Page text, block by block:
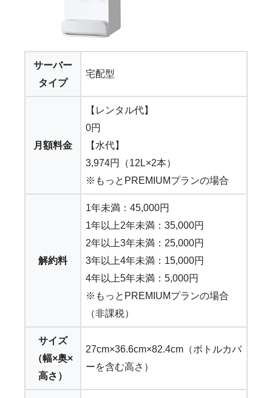
サーバー
タイプ
宅配型
月額料金
【レンタル代】
0円
【水代】
3,974円（12L×2本）
※もっとPREMIUMプランの場合
解約料
1年未満：45,000円
1年以上2年未満：35,000円
2年以上3年未満：25,000円
3年以上4年未満：15,000円
4年以上5年未満：5,000円
※もっとPREMIUMプランの場合
（非課税）
サイズ
（幅×奥×
高さ）
27cm×36.6cm×82.4cm（ボトルカバ
ーを含む高さ）